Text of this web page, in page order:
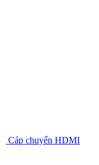
Cáp chuyển HDMI